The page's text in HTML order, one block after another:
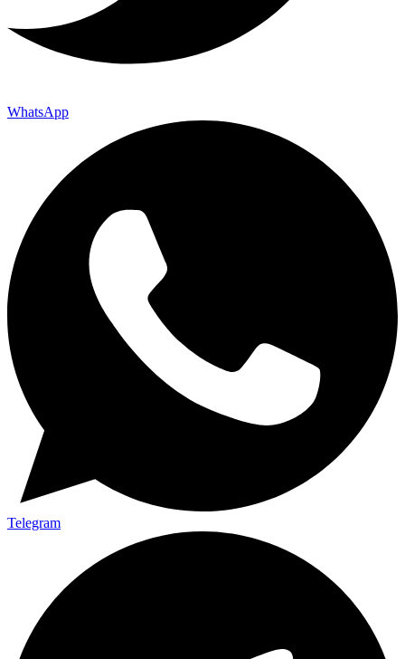
WhatsApp
Telegram